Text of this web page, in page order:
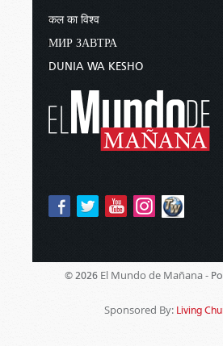
कल का विश्व
МИР ЗАВТРА
DUNIA WA KESHO
© 2026 El Mundo de Mañana -
Sponsored By: Living